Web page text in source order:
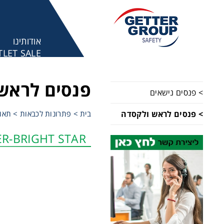
אודותינו
SALE
> פנסים נישאים
> פנסים לראש ולקסדה
פנסים
בית> פתרונות לכבאות>
BRIGHT STAR